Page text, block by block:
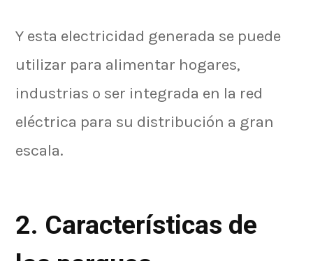
Y esta electricidad generada se puede
utilizar para alimentar hogares,
industrias o ser integrada en la red
eléctrica para su distribución a gran
escala.
2. Características de